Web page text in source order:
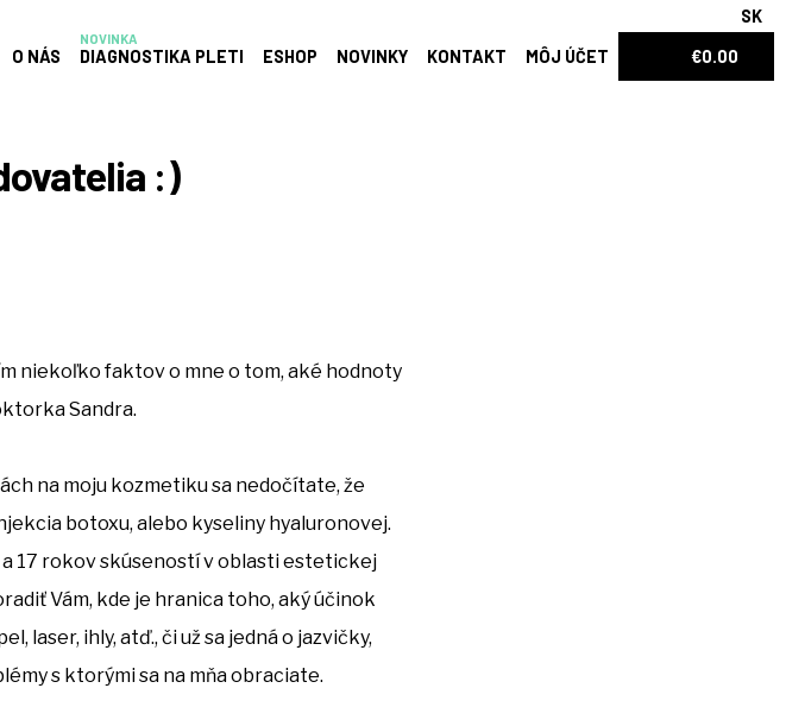
SK
O NÁS
NOVINKA
DIAGNOSTIKA PLETI ESHOP NOVINKY KONTAKT MÔJ ÚČET €0.00
:)
niekoľko faktov o mne o tom, aké hodnoty
Sandra.
na moju kozmetiku sa nedočítate, že
botoxu, alebo kyseliny hyaluronovej.
17 rokov skúseností v oblasti estetickej
Vám, kde je hranica toho, aký účinok
laser, ihly, atď., či už sa jedná o jazvičky,
s ktorými sa na mňa obraciate.